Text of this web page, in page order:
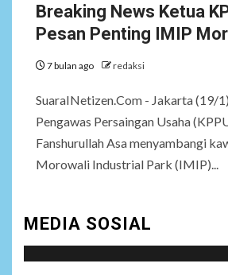
Breaking News Ketua
Pesan Penting IMIP
7 bulan ago redaksi
SuaraINetizen.Com - Jakarta (19/
Pengawas Persaingan Usaha
Fanshurullah Asa menyambangi
Morowali Industrial Park (IMIP)...
MEDIA SOSIAL